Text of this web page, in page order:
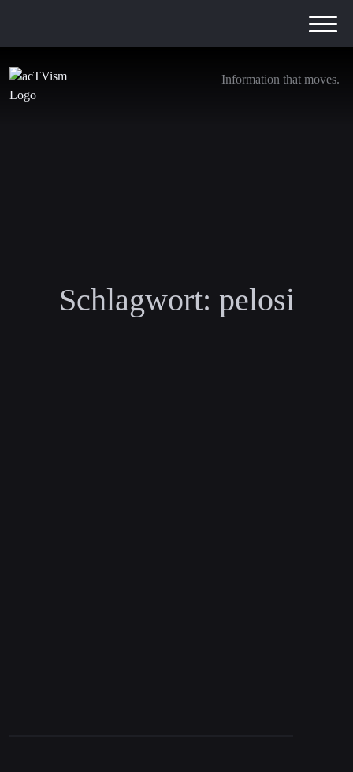
Information that moves.
Schlagwort: pelosi